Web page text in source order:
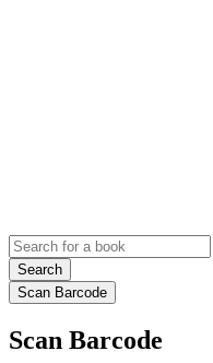
Search
Scan Barcode
Scan Barcode